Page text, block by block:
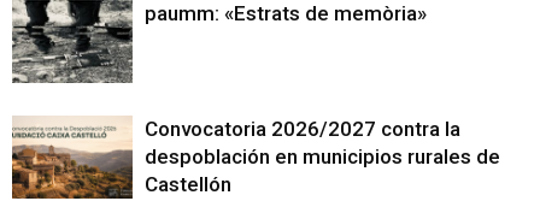
paumm: «Estrats de memòria»
Convocatoria 2026/2027 contra la
despoblación en municipios rurales de
Castellón